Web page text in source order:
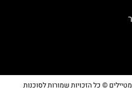
© כל הזכויות שמורות לסוכנות